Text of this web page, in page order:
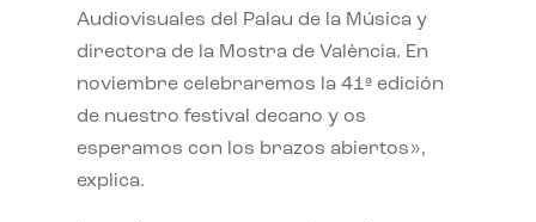
Audiovisuales del Palau de la Música y
directora de la Mostra de València. En
noviembre celebraremos la 41ª edición
de nuestro festival decano y os
esperamos con los brazos abiertos»,
explica.